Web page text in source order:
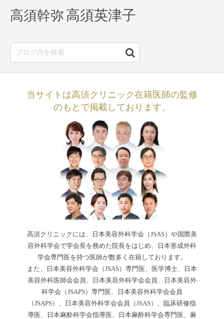
高須幹弥 高須英津子
当サイトは高須クリニック在籍医師の監修
のもとで掲載しております。
高須クリニックには、日本美容外科学会（JSAS）や国際美
容外科学会で学会長を務めた院長をはじめ、日本形成外科
学会専門医を持つ医師が数多く在籍しております。
また、日本美容外科学会（JSAS）専門医、医学博士、日本
美容外科医師会会員、日本美容外科学会会員、日本美容外
科学会（JSAPS）専門医、日本美容外科学会会員
（JSAPS）、日本美容外科学会会員（JSAS）、臨床研修指
導医、日本麻酔科学会指導医、日本麻酔科学会専門医、麻